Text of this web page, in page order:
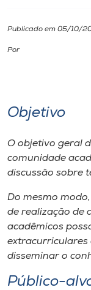
I.nova
Cultura
CPA
Biblioteca
Editora
Publicado em 05/10/
Por
Objetivo
O objetivo geral
comunidade
discussão sobre
Do mesmo
de realização de
acadêmicos
extracurriculares
disseminar o
Público-